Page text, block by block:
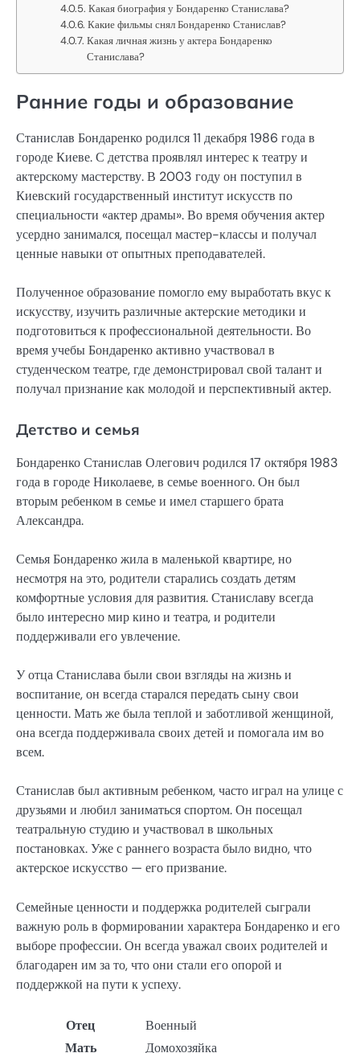
Какая биография у Бондаренко Станислава?
Какие фильмы снял Бондаренко Станислав?
Какая личная жизнь у актера Бондаренко
Станислава?
Ранние годы и образование
Станислав Бондаренко родился 11 декабря 1986 года в
городе Киеве. С детства проявлял интерес к театру и
актерскому мастерству. В 2003 году он поступил в
Киевский государственный институт искусств по
специальности «актер драмы». Во время обучения актер
усердно занимался, посещал мастер-классы и получал
ценные навыки от опытных преподавателей.
Полученное образование помогло ему выработать вкус к
искусству, изучить различные актерские методики и
подготовиться к профессиональной деятельности. Во
время учебы Бондаренко активно участвовал в
студенческом театре, где демонстрировал свой талант и
получал признание как молодой и перспективный актер.
Детство и семья
Бондаренко Станислав Олегович родился 17 октября 1983
года в городе Николаеве, в семье военного. Он был
вторым ребенком в семье и имел старшего брата
Александра.
Семья Бондаренко жила в маленькой квартире, но
несмотря на это, родители старались создать детям
комфортные условия для развития. Станиславу всегда
было интересно мир кино и театра, и родители
поддерживали его увлечение.
У отца Станислава были свои взгляды на жизнь и
воспитание, он всегда старался передать сыну свои
ценности. Мать же была теплой и заботливой женщиной,
она всегда поддерживала своих детей и помогала им во
всем.
Станислав был активным ребенком, часто играл на улице с
друзьями и любил заниматься спортом. Он посещал
театральную студию и участвовал в школьных
постановках. Уже с раннего возраста было видно, что
актерское искусство — его призвание.
Семейные ценности и поддержка родителей сыграли
важную роль в формировании характера Бондаренко и его
выборе профессии. Он всегда уважал своих родителей и
благодарен им за то, что они стали его опорой и
поддержкой на пути к успеху.
Отец
Военный
Мать
Домохозяйка